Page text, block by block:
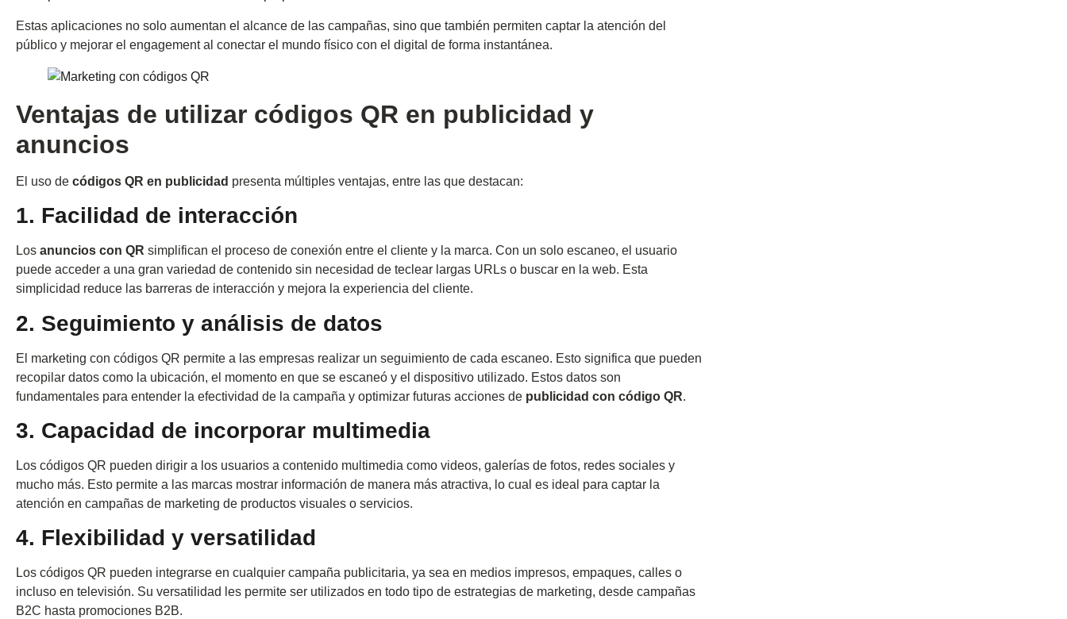
Estas aplicaciones no solo aumentan el alcance de las campañas, sino que también permiten captar la atención del
público y mejorar el engagement al conectar el mundo físico con el digital de forma instantánea.
Ventajas de utilizar códigos QR en publicidad y
anuncios
El uso de códigos QR en publicidad presenta múltiples ventajas, entre las que destacan:
1. Facilidad de interacción
Los anuncios con QR simplifican el proceso de conexión entre el cliente y la marca. Con un solo escaneo, el usuario
puede acceder a una gran variedad de contenido sin necesidad de teclear largas URLs o buscar en la web. Esta
simplicidad reduce las barreras de interacción y mejora la experiencia del cliente.
2. Seguimiento y análisis de datos
El marketing con códigos QR permite a las empresas realizar un seguimiento de cada escaneo. Esto significa que pueden
recopilar datos como la ubicación, el momento en que se escaneó y el dispositivo utilizado. Estos datos son
fundamentales para entender la efectividad de la campaña y optimizar futuras acciones de publicidad con código QR.
3. Capacidad de incorporar multimedia
Los códigos QR pueden dirigir a los usuarios a contenido multimedia como videos, galerías de fotos, redes sociales y
mucho más. Esto permite a las marcas mostrar información de manera más atractiva, lo cual es ideal para captar la
atención en campañas de marketing de productos visuales o servicios.
4. Flexibilidad y versatilidad
Los códigos QR pueden integrarse en cualquier campaña publicitaria, ya sea en medios impresos, empaques, calles o
incluso en televisión. Su versatilidad les permite ser utilizados en todo tipo de estrategias de marketing, desde campañas
B2C hasta promociones B2B.